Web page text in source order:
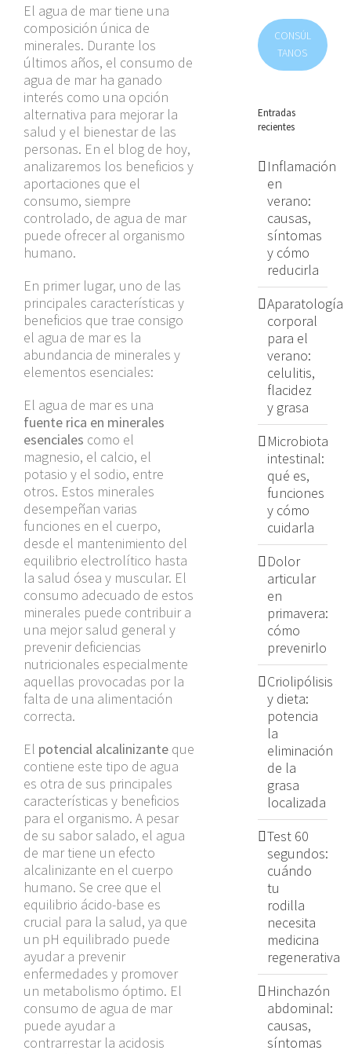
El agua de mar tiene una
composición única de
minerales. Durante los
últimos años, el consumo de
agua de mar ha ganado
interés como una opción
alternativa para mejorar la
salud y el bienestar de las
personas. En el blog de hoy,
analizaremos los beneficios y
aportaciones que el
consumo, siempre
controlado, de agua de mar
puede ofrecer al organismo
humano.
En primer lugar, uno de las
principales características y
beneficios que trae consigo
el agua de mar es la
abundancia de minerales y
elementos esenciales:
El agua de mar es una
fuente rica en minerales
esenciales como el
magnesio, el calcio, el
potasio y el sodio, entre
otros. Estos minerales
desempeñan varias
funciones en el cuerpo,
desde el mantenimiento del
equilibrio electrolítico hasta
la salud ósea y muscular. El
consumo adecuado de estos
minerales puede contribuir a
una mejor salud general y
prevenir deficiencias
nutricionales especialmente
aquellas provocadas por la
falta de una alimentación
correcta.
El potencial alcalinizante que
contiene este tipo de agua
es otra de sus principales
características y beneficios
para el organismo. A pesar
de su sabor salado, el agua
de mar tiene un efecto
alcalinizante en el cuerpo
humano. Se cree que el
equilibrio ácido-base es
crucial para la salud, ya que
un pH equilibrado puede
ayudar a prevenir
enfermedades y promover
un metabolismo óptimo. El
consumo de agua de mar
puede ayudar a
contrarrestar la acidosis
CONSÚL
TANOS
Entradas
recientes
Inflamación
en
verano:
causas,
síntomas
y cómo
reducirla
Aparatología
corporal
para el
verano:
celulitis,
flacidez
y grasa
Microbiota
intestinal:
qué es,
funciones
y cómo
cuidarla
Dolor
articular
en
primavera:
cómo
prevenirlo
Criolipólisis
y dieta:
potencia
la
eliminación
de la
grasa
localizada
Test 60
segundos:
cuándo
tu
rodilla
necesita
medicina
regenerativa
Hinchazón
abdominal:
causas,
síntomas